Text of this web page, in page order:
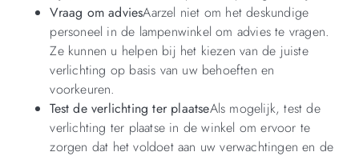
Vraag om adviesAarzel niet om het deskundige
personeel in de lampenwinkel om advies te vragen.
Ze kunnen u helpen bij het kiezen van de juiste
verlichting op basis van uw behoeften en
voorkeuren.
Test de verlichting ter plaatseAls mogelijk, test de
verlichting ter plaatse in de winkel om ervoor te
zorgen dat het voldoet aan uw verwachtingen en de